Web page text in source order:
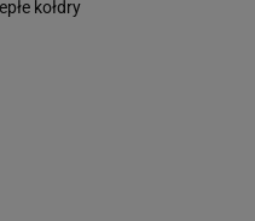
kołdry